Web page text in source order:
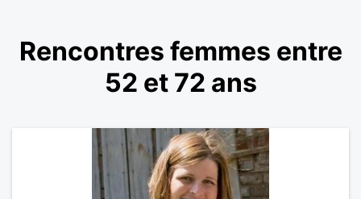
Rencontres femmes entre
52 et 72 ans